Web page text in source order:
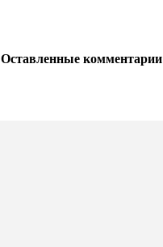
Оставленные комментарии